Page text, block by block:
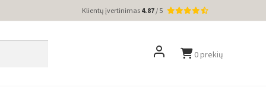
Klientų įvertinimas 4.87 / 5
0 prekių